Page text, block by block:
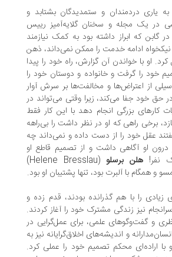
و ستمدیدگان بشتابد و
یک مجله و سخنان گلایه‌آمیز رییس
ابراز داشته بود به کمک نیازمند
ادامه خدمت را ممکن نمی‌داند، ذهن
خواندن آن گزارش، راه خود را پیدا
گرفت و خانواده و دوستان خود را
و مخالفت‌ها بر سرش آوار
جفا می‌کند، زیرا وقتی می‌تواند در
بزرگی انجام دهد با این کار فقط
راهی که او در نظر داشت را بی‌راهه
خود را از دست داده و نمی‌داند چه
آگاهی داشت و از تصمیم قاطع او
هلن برسلو
(Helene Bresslau)
با آلبرت بود، تنها پشتیبان او بود.
با هم گذرانده بودند، قدم زده و
زندگی مشترک خود را آغاز کردند.
علمی، برای عمل‌گرایی در
و اندیشه‌های اخلاق‌گرایانه نیز به
محکم تصمیم خود را عملی کرد.